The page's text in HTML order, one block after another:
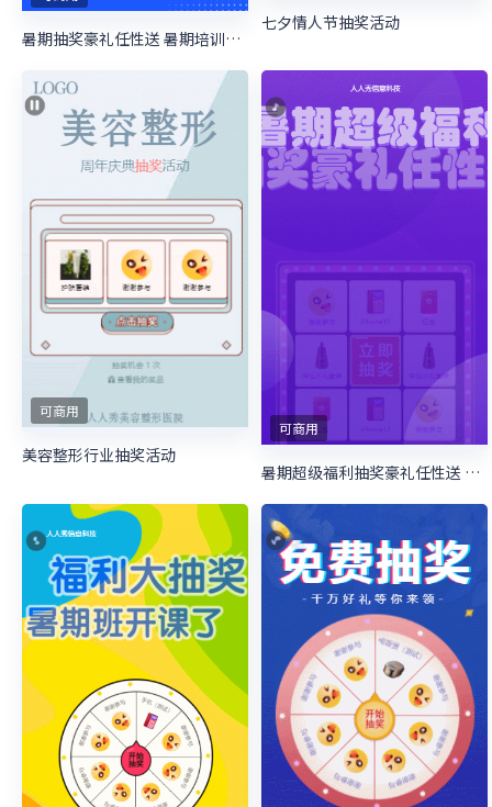
暑期抽奖豪礼任性送 暑期培训抽奖活动
七夕情人节抽奖活动
可商用
美容整形行业抽奖活动
可商用
暑期超级福利抽奖豪礼任性送 暑期培训抽奖活动